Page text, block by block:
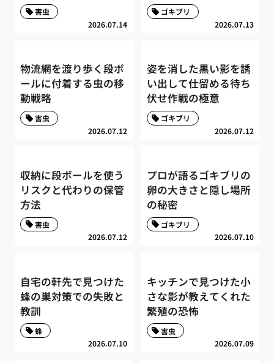
2026.07.14
害虫
2026.07.13
ゴキブリ
物流網を渡り歩く段ボ
ールに付着する虫の移
動戦略
2026.07.12
害虫
姿を消した黒い影を誘
い出して仕留める待ち
伏せ作戦の極意
2026.07.12
ゴキブリ
収納に段ボールを使う
リスクと代わりの保管
方法
2026.07.12
害虫
プロが語るゴキブリの
卵の大きさと隠し場所
の秘密
2026.07.10
ゴキブリ
自宅の軒先で見つけた
蜂の巣対策での失敗と
教訓
2026.07.10
蜂
キッチンで見つけた小
さな影が教えてくれた
繁殖の恐怖
2026.07.09
害虫